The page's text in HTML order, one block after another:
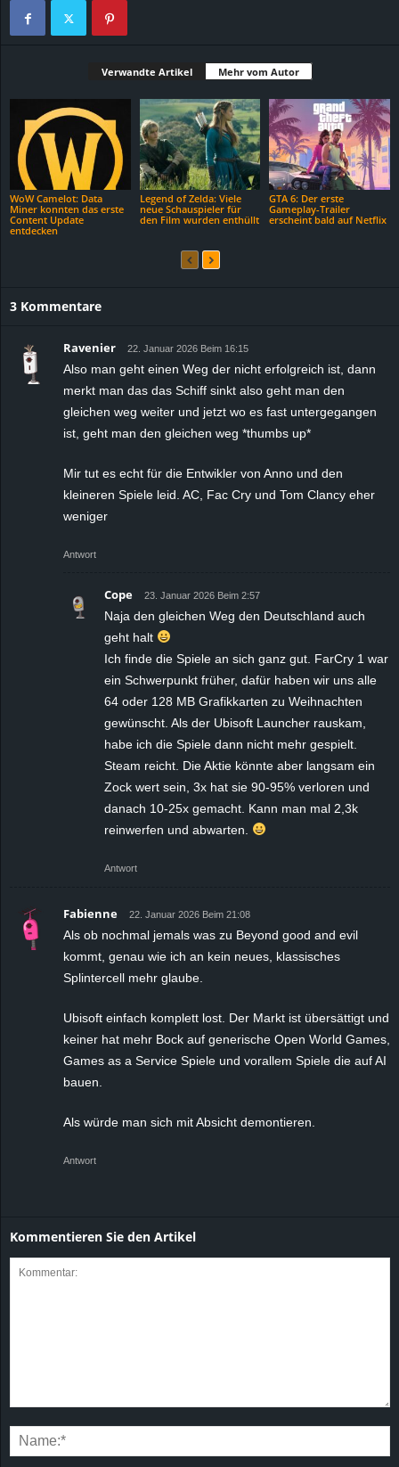
Verwandte Artikel Mehr vom Autor
WoW Camelot: Data
Miner konnten das erste
Content Update
entdecken
Legend of Zelda: Viele
neue Schauspieler für
den Film wurden enthüllt
GTA 6: Der erste
Gameplay-Trailer
erscheint bald auf Netflix
3 Kommentare
Ravenier 22. Januar 2026 Beim 16:15
Also man geht einen Weg der nicht erfolgreich ist, dann
merkt man das das Schiff sinkt also geht man den
gleichen weg weiter und jetzt wo es fast untergegangen
ist, geht man den gleichen weg *thumbs up*
Mir tut es echt für die Entwikler von Anno und den
kleineren Spiele leid. AC, Fac Cry und Tom Clancy eher
weniger
Antwort
Cope 23. Januar 2026 Beim 2:57
Naja den gleichen Weg den Deutschland auch
geht halt
Ich finde die Spiele an sich ganz gut. FarCry 1 war
ein Schwerpunkt früher, dafür haben wir uns alle
64 oder 128 MB Grafikkarten zu Weihnachten
gewünscht. Als der Ubisoft Launcher rauskam,
habe ich die Spiele dann nicht mehr gespielt.
Steam reicht. Die Aktie könnte aber langsam ein
Zock wert sein, 3x hat sie 90-95% verloren und
danach 10-25x gemacht. Kann man mal 2,3k
reinwerfen und abwarten.
Antwort
Fabienne 22. Januar 2026 Beim 21:08
Als ob nochmal jemals was zu Beyond good and evil
kommt, genau wie ich an kein neues, klassisches
Splintercell mehr glaube.
Ubisoft einfach komplett lost. Der Markt ist übersättigt und
keiner hat mehr Bock auf generische Open World Games,
Games as a Service Spiele und vorallem Spiele die auf AI
bauen.
Als würde man sich mit Absicht demontieren.
Antwort
Kommentieren Sie den Artikel